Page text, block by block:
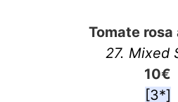
Tomate rosa
27. Mixed
10€
[3*]